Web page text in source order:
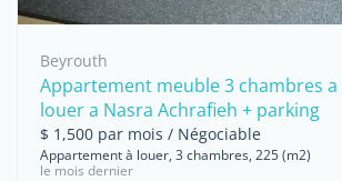
Beyrouth
Appartement meuble 3 chambres a
louer a Nasra Achrafieh + parking
$ 1,500 par mois / Négociable
Appartement à louer, 3 chambres, 225 (m2)
le mois dernier